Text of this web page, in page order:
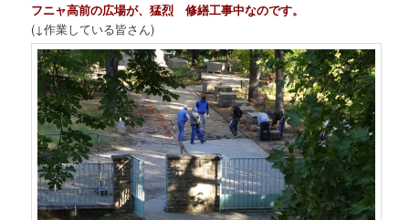
フニャ高前の広場が、猛烈 修繕工事中なのです。
(↓作業している皆さん)